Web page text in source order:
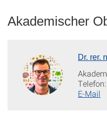
Akademischer
Dr. rer.
Telefon:
E-Mail